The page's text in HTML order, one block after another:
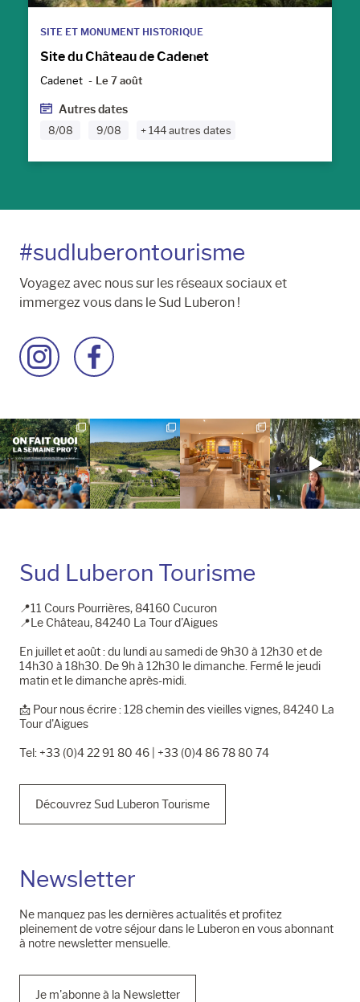
SITE ET MONUMENT HISTORIQUE
Site du Château de Cadenet
Cadenet Le 7 août
Autres dates
8/08 9/08 + 144 autres dates
#sudluberontourisme
Voyagez avec nous sur les réseaux sociaux et
immergez vous dans le Sud Luberon !
Accéder
à
Instagram
Accéder
à
Facebook
Sud Luberon Tourisme
📍11 Cours Pourrières, 84160 Cucuron
📍Le Château, 84240 La Tour d'Aigues
En juillet et août : du lundi au samedi de 9h30 à 12h30 et de
14h30 à 18h30. De 9h à 12h30 le dimanche. Fermé le jeudi
matin et le dimanche après-midi.
📩​ Pour nous écrire : 128 chemin des vieilles vignes, 84240 La
Tour d'Aigues
Tel: +33 (0)4 22 91 80 46 | +33 (0)4 86 78 80 74
Découvrez Sud Luberon Tourisme
Newsletter
Ne manquez pas les dernières actualités et profitez
pleinement de votre séjour dans le Luberon en vous abonnant
à notre newsletter mensuelle.
Je m'abonne à la Newsletter